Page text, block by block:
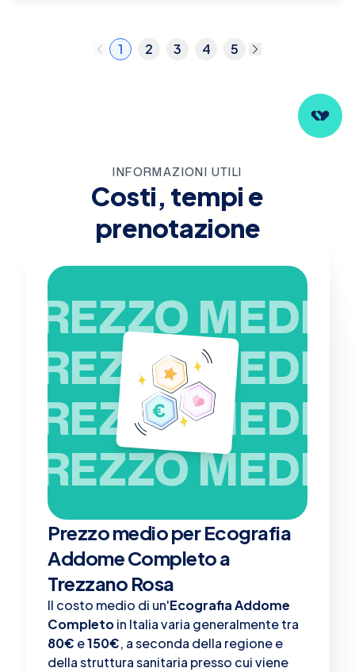
1 2 3 4 5
INFORMAZIONI UTILI
Costi, tempi e
prenotazione
PREZZO MEDIO
PREZZO MEDIO
PREZZO MEDIO
PREZZO MEDIO
Prezzo medio per Ecografia
Addome Completo a
Trezzano Rosa
Il costo medio di un'Ecografia Addome
Completoin Italia varia generalmente tra
80€ e150€, a seconda della regione e
della struttura sanitaria presso cui viene